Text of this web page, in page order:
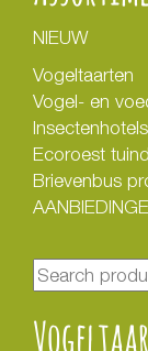
NIEUW
Vogeltaarten
Vogel- en
Insectenhotels
Ecoroest
Brievenbus
Search
for: